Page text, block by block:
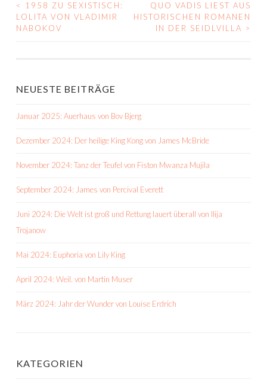
BEITRAGS-
NAVIGATION
<
1958 ZU SEXISTISCH:
LOLITA VON VLADIMIR
NABOKOV
QUO VADIS LIEST AUS
HISTORISCHEN ROMANEN
IN DER SEIDLVILLA >
NEUESTE BEITRÄGE
Januar 2025: Auerhaus von Bov Bjerg
Dezember 2024: Der heilige King Kong von James McBride
November 2024: Tanz der Teufel von Fiston Mwanza Mujila
September 2024: James von Percival Everett
Juni 2024: Die Welt ist groß und Rettung lauert überall von Ilija
Trojanow
Mai 2024: Euphoria von Lily King
April 2024: Weil. von Martin Muser
März 2024: Jahr der Wunder von Louise Erdrich
KATEGORIEN